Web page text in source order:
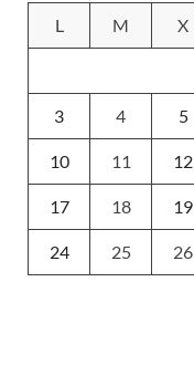
L
M X
3 4 5
10 11 12
17 18 19
24 25 26